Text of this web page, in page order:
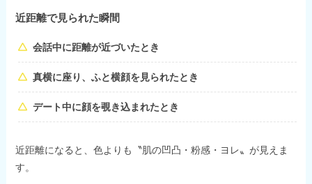
近距離で見られた瞬間
会話中に距離が近づいたとき
真横に座り、ふと横顔を見られたとき
デート中に顔を覗き込まれたとき
近距離になると、色よりも〝肌の凹凸・粉感・ヨレ〟が見えま
す。